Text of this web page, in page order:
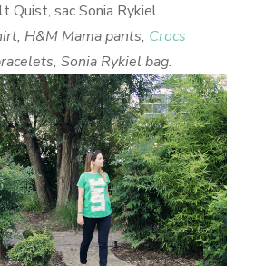
Quist, sac Sonia Rykiel.
H&M Mama pants, Crocs
Sonia Rykiel bag.